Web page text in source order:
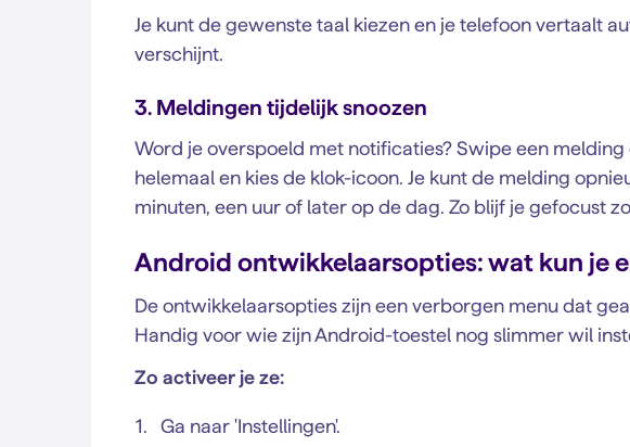
Je kunt de gewenste taal kiezen en je telefoon vertaalt
verschijnt.
3. Meldingen tijdelijk snoozen
Word je overspoeld met notificaties? Swipe een
helemaal en kies de klok-icoon. Je kunt de melding
minuten, een uur of later op de dag. Zo blijf je gefocust
Android ontwikkelaarsopties: wat kun je
De ontwikkelaarsopties zijn een verborgen menu dat
Handig voor wie zijn Android-toestel nog slimmer wil
Zo activeer je ze:
Ga naar 'Instellingen'.